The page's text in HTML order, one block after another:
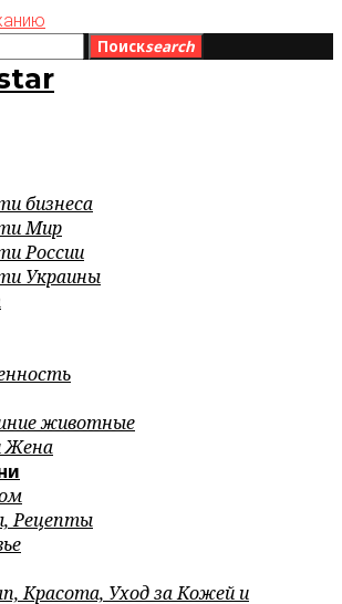
Поискsearch
бизнеса
Мир
России
Украины
животные
Рецепты
Красота, Уход за Кожей и